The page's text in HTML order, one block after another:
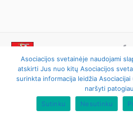
© 2024 AGATA. Visos teisės
Lithuanian
Asociacijos svetainėje naudojami
atskirti Jus nuo kitų Asociacijos
surinkta informacija leidžia
naršyti
Sutinku
Nesutinku